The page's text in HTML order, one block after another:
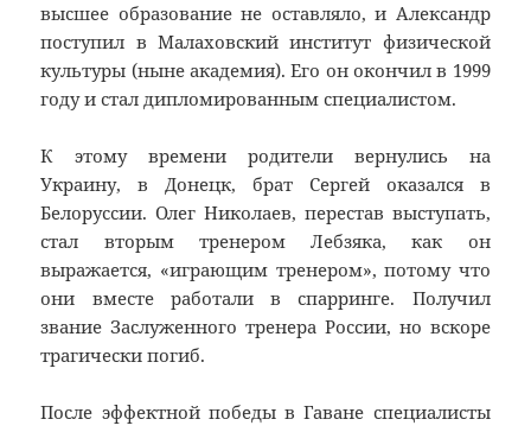
высшее образование не оставляло, и Александр
поступил в Малаховский институт физической
культуры (ныне академия). Его он окончил в 1999
году и стал дипломированным специалистом.
К этому времени родители вернулись на
Украину, в Донецк, брат Сергей оказался в
Белоруссии. Олег Николаев, перестав выступать,
стал вторым тренером Лебзяка, как он
выражается, «играющим тренером», потому что
они вместе работали в спарринге. Получил
звание Заслуженного тренера России, но вскоре
трагически погиб.
После эффектной победы в Гаване специалисты